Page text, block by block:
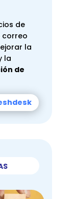
de
correo
la
la
de